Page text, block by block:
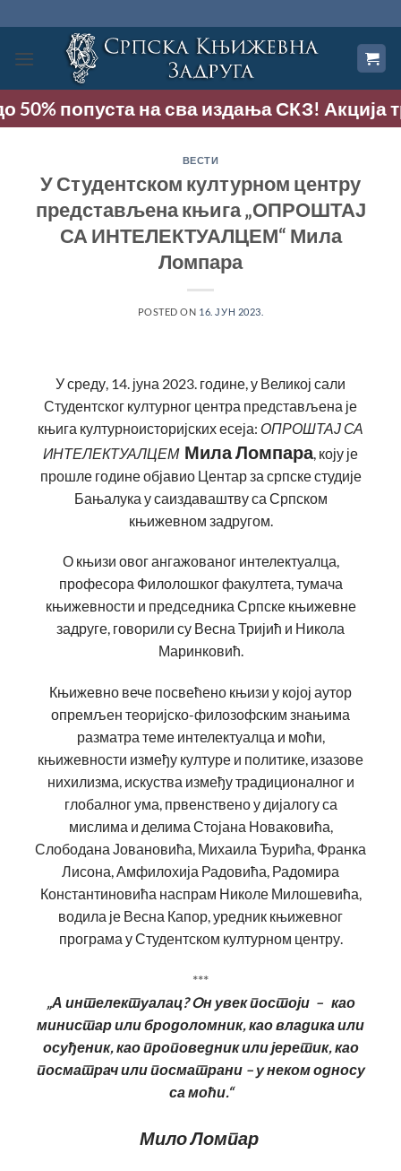
на
садржај
попуста на сва издања СКЗ! Акција
ВЕСТИ
У Студентском културном центру
представљена књига „ОПРОШТАЈ
СА ИНТЕЛЕКТУАЛЦЕМ“ Мила
Ломпара
POSTED ON 16. ЈУН 2023.
У среду, 14. јуна 2023. године, у Великој сали
Студентског културног центра представљена је
књига културноисторијских есеја: ОПРОШТАЈ СА
ИНТЕЛЕКТУАЛЦЕМ Мила Ломпара , коју је
прошле године објавио Центар за српске студије
Бањалука у саиздаваштву са Српском
књижевном задругом.
О књизи овог ангажованог интелектуалца,
професора Филолошког факултета, тумача
књижевности и председника Српске књижевне
задруге, говорили су Весна Тријић и Никола
Маринковић.
Књижевно вече посвећено књизи у којој аутор
опремљен теоријско-филозофским знањима
разматра теме интелектуалца и моћи,
књижевности између културе и политике, изазове
нихилизма, искуства између традиционалног и
глобалног ума, првенствено у дијалогу са
мислима и делима Стојана Новаковића,
Слободана Јовановића, Михаила Ђурића, Франка
Лисона, Амфилохија Радовића, Радомира
Константиновића наспрам Николе Милошевића,
водила је Весна Капор, уредник књижевног
програма у Студентском културном центру.
***
„А интелектуалац? Oн увек постоји – као
министар или бродоломник, као владика или
осуђеник, као проповедник или јеретик, као
посматрач или посматрани – у неком односу
са моћи.“
Мило Ломпар